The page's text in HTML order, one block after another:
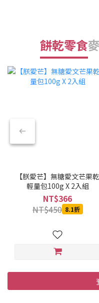
餅乾零食
【朕愛芒】無糖愛文芒果乾
輕量包100g X 2入組
NT$366
NT$450 8.1折